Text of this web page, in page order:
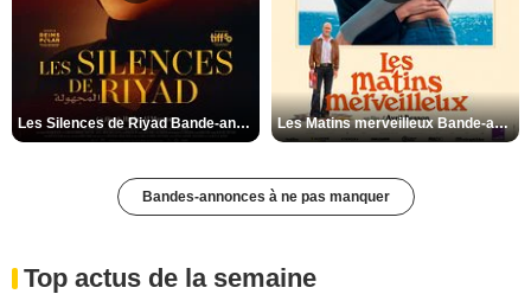
Les Silences de Riyad Bande-annonce VO STFR Les Matins merveilleux Bande-annonce VF
Bandes-annonces à ne pas manquer
Top actus de la semaine